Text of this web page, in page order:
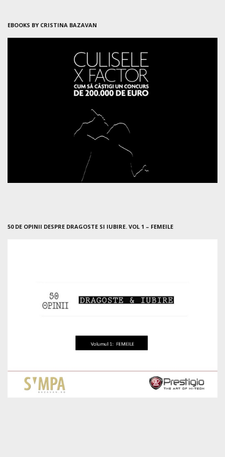
EBOOKS BY CRISTINA BAZAVAN
50 DE OPINII DESPRE DRAGOSTE SI IUBIRE. VOL 1 – FEMEILE